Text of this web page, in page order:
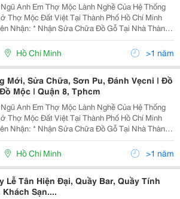
Anh Em Thợ Mộc Lành Nghề Của Hệ Thống
Thợ Mộc Đất Việt Tại Thành Phố Hồ Chí Minh
Sửa Chữa Đồ Gỗ Tại Nhà Thành
Chí Minh - Sửa Chữa Cửa Sổ, Cửa Thông
Cửa Đi Bị Sập Xệ Khó Đóng Hư Hỏng Cong
-...
Hồ Chí Minh >1 năm
Mới, Sửa Chữa, Sơn Pu, Đánh Vẹcni | Đồ
Mộc | Quận 8, Tphcm
Anh Em Thợ Mộc Lành Nghề Của Hệ Thống
Thợ Mộc Đất Việt Tại Thành Phố Hồ Chí Minh
Sửa Chữa Đồ Gỗ Tại Nhà Thành
Chí Minh - Sửa Chữa Cửa Sổ, Cửa Thông
Cửa Đi Bị Sập Xệ Khó Đóng Hư Hỏng Cong
- Sử
Hồ Chí Minh >1 năm
Lễ Tân Hiện Đại, Quầy Bar, Quầy Tính
Khách Sạn....